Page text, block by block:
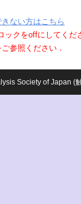
ない方はこちら
ックをoffにしてくだ
ご参照ください．
Society of Japan (